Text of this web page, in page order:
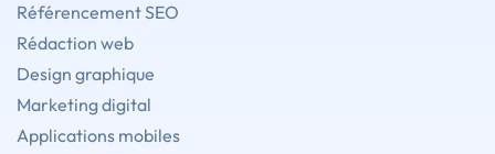
Référencement SEO
Rédaction web
Design graphique
Marketing digital
Applications mobiles